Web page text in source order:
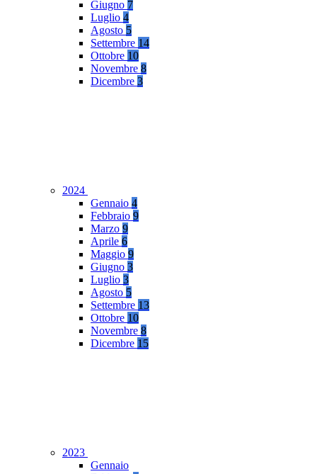
Giugno 7
Luglio 4
Agosto 5
Settembre 14
Ottobre 10
Novembre 8
Dicembre 3
2024
Gennaio 4
Febbraio 9
Marzo 9
Aprile 6
Maggio 9
Giugno 3
Luglio 3
Agosto 5
Settembre 13
Ottobre 10
Novembre 8
Dicembre 15
2023
Gennaio